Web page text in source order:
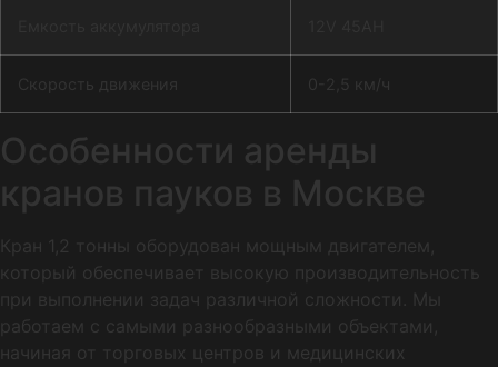
Скорость движения 0-2,5 км/ч
Особенности аренды
кранов пауков в Москве
Кран 1,2 тонны оборудован мощным двигателем,
который обеспечивает высокую производительность
при выполнении задач различной сложности. Мы
работаем с самыми разнообразными объектами,
начиная от торговых центров и медицинских